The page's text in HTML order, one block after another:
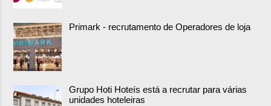
Primark - recrutamento de Operadores de loja
Grupo Hoti Hoteís está a recrutar para várias
unidades hoteleiras